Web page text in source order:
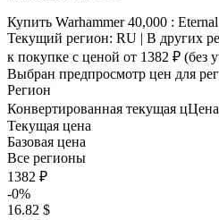
Купить Warhammer 40,000 :
Текущий регион: RU | В других
к покупке с ценой от 1382 ₽ (без
Выбран предпросмотр цен для
Регион
Конвертированная текущая цЦ
Текущая цена
Базовая цена
Все регионы
1382 ₽
-0%
16.82 $